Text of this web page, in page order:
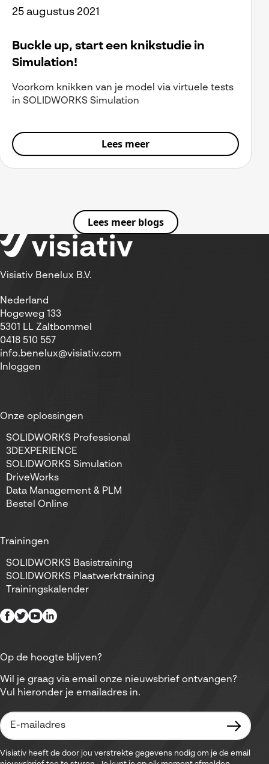
25 augustus 2021
Buckle up, start een knikstudie in
Simulation!
Voorkom knikken van je model via virtuele tests
in SOLIDWORKS Simulation
Lees meer
Lees meer blogs
Visiativ Benelux B.V.
Nederland
Hogeweg 133
5301 LL Zaltbommel
0418 510 557
info.benelux@visiativ.com
Inloggen
Onze oplossingen
SOLIDWORKS Professional
3DEXPERIENCE
SOLIDWORKS Simulation
DriveWorks
Data Management & PLM
Bestel Online
Trainingen
SOLIDWORKS Basistraining
SOLIDWORKS Plaatwerktraining
Trainingskalender
Op de hoogte blijven?
Wil je graag via email onze nieuwsbrief ontvangen?
Vul hieronder je emailadres in.
Visiativ heeft de door jou verstrekte gegevens nodig om je de email